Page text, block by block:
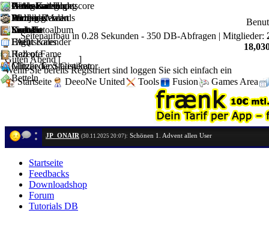
Seitenaufbau in 0.28 Sekunden - 350 DB-Abfragen | Mitglieder:
Guten Abend [
]
Wenn Sie bereits Registriert sind loggen Sie sich einfach ein
Startseite
DeeoNe United Tools Fusion Games Area
Artikel
D1 Job Rewards
Kontakt
Downloadshop
Forum
Youtube
News Kategorie
Weblinks
Suche
FAQ
Hall of Fame
Mitglieder Statistiken
Geldgame Hightscore
Mahjong
Sudoku
Hightscores
Witze-Sammlung
Anzeige Markt
User-Fotoalbum
Event Kalender
Rezepte
Glitzer-Text-Generator
Betteln
Partnerseiten
Partner werden
Link Us
JP_ONAIR (30.11.2025 20:07): Schönen 1. Advent allen User
Startseite
Feedbacks
Downloadshop
Forum
Tutorials DB